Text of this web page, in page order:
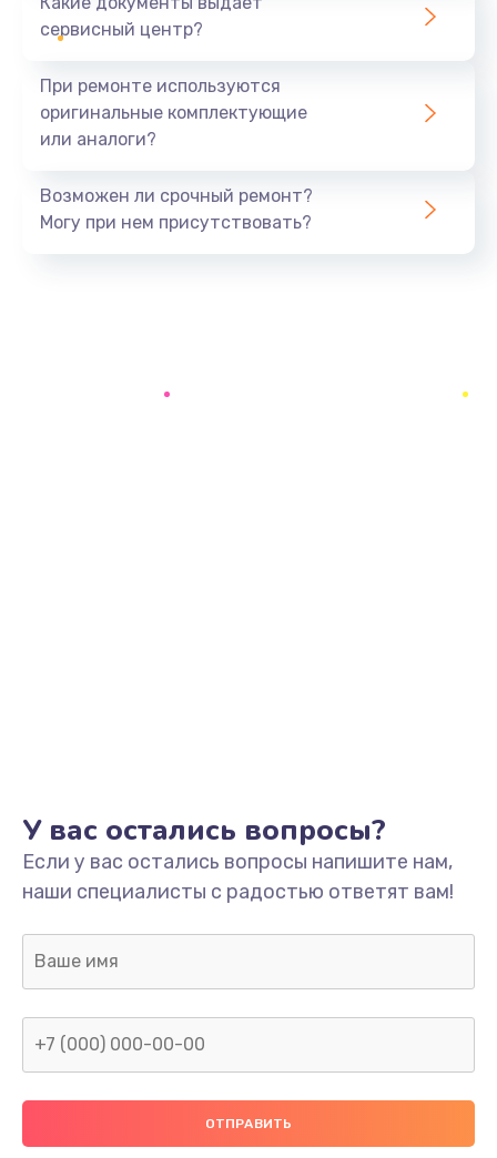
Замена батареи (аккумулятора)
Заказать
Замена, восстановление кнопок
Заказать
Восстановление после залития
Заказать
Пайка конденсаторов
Заказать
Ремонт или замена двигателя
сервисный центр?
При ремонте используются
оригинальные комплектующие
или аналоги?
Возможен ли срочный ремонт?
Могу при нем присутствовать?
У вас остались вопросы?
Если у вас остались вопросы напишите нам,
наши специалисты с радостью ответят вам!